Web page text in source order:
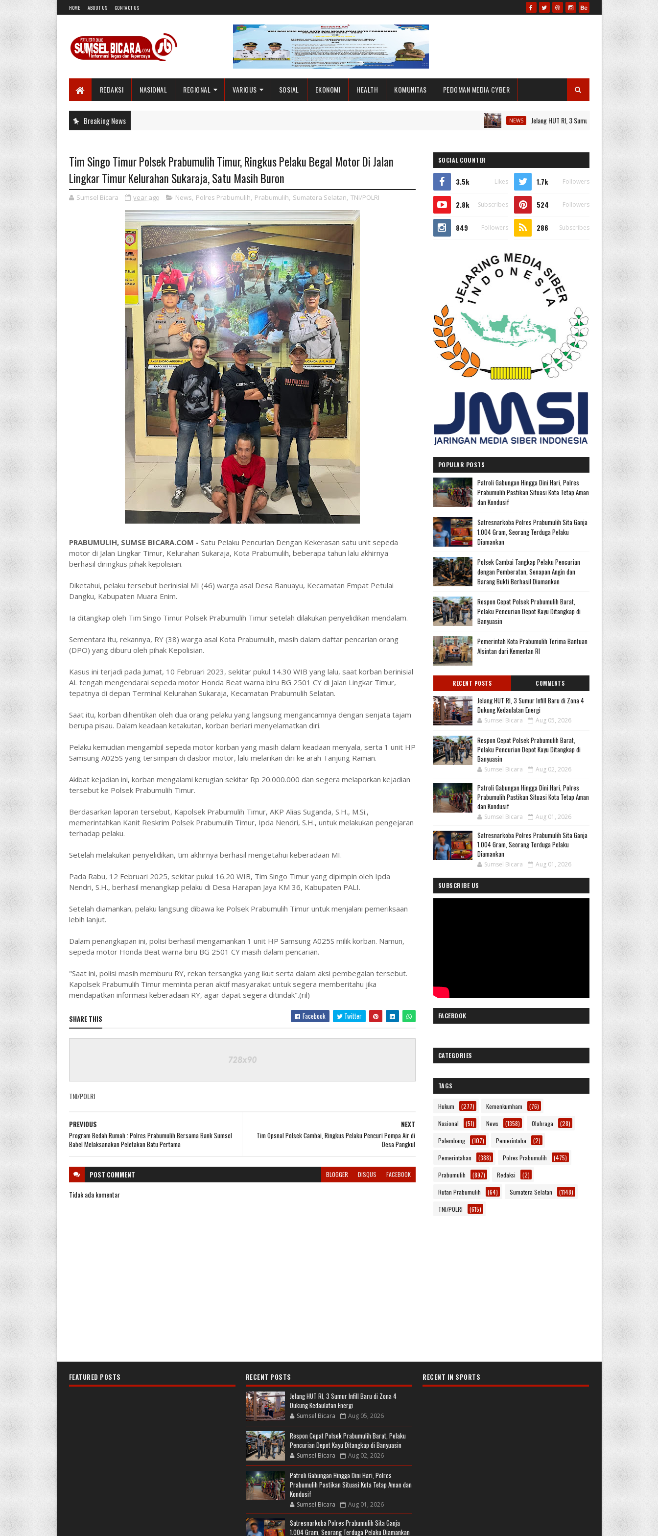
HOME ABOUT US CONTACT US
REDAKSI NASIONAL REGIONAL VARIOUS SOSIAL EKONOMI HEALTH KOMUNITAS PEDOMAN MEDIA CYBER
Breaking News NEWS Jelang HUT RI, 3 Sumur Infill Baru di Zona 4 Dukung
Tim Singo Timur Polsek Prabumulih Timur, Ringkus Pelaku Begal Motor Di Jalan
Lingkar Timur Kelurahan Sukaraja, Satu Masih Buron
Sumsel Bicara year ago News, Polres Prabumulih, Prabumulih, Sumatera Selatan, TNI/POLRI
PRABUMULIH, SUMSE BICARA.COM - Satu Pelaku Pencurian Dengan Kekerasan satu unit sepeda
motor di Jalan Lingkar Timur, Kelurahan Sukaraja, Kota Prabumulih, beberapa tahun lalu akhirnya
berhasil diringkus pihak kepolisian.
Diketahui, pelaku tersebut berinisial MI (46) warga asal Desa Banuayu, Kecamatan Empat Petulai
Dangku, Kabupaten Muara Enim.
Ia ditangkap oleh Tim Singo Timur Polsek Prabumulih Timur setelah dilakukan penyelidikan mendalam.
Sementara itu, rekannya, RY (38) warga asal Kota Prabumulih, masih dalam daftar pencarian orang
(DPO) yang diburu oleh pihak Kepolisian.
Kasus ini terjadi pada Jumat, 10 Februari 2023, sekitar pukul 14.30 WIB yang lalu, saat korban berinisial
AL tengah mengendarai sepeda motor Honda Beat warna biru BG 2501 CY di Jalan Lingkar Timur,
tepatnya di depan Terminal Kelurahan Sukaraja, Kecamatan Prabumulih Selatan.
Saat itu, korban dihentikan oleh dua orang pelaku yang langsung mengancamnya dengan senjata tajam
berupa pisau. Dalam keadaan ketakutan, korban berlari menyelamatkan diri.
Pelaku kemudian mengambil sepeda motor korban yang masih dalam keadaan menyala, serta 1 unit HP
Samsung A025S yang tersimpan di dasbor motor, lalu melarikan diri ke arah Tanjung Raman.
Akibat kejadian ini, korban mengalami kerugian sekitar Rp 20.000.000 dan segera melaporkan kejadian
tersebut ke Polsek Prabumulih Timur.
Berdasarkan laporan tersebut, Kapolsek Prabumulih Timur, AKP Alias Suganda, S.H., M.Si.,
memerintahkan Kanit Reskrim Polsek Prabumulih Timur, Ipda Nendri, S.H., untuk melakukan pengejaran
terhadap pelaku.
Setelah melakukan penyelidikan, tim akhirnya berhasil mengetahui keberadaan MI.
Pada Rabu, 12 Februari 2025, sekitar pukul 16.20 WIB, Tim Singo Timur yang dipimpin oleh Ipda
Nendri, S.H., berhasil menangkap pelaku di Desa Harapan Jaya KM 36, Kabupaten PALI.
Setelah diamankan, pelaku langsung dibawa ke Polsek Prabumulih Timur untuk menjalani pemeriksaan
lebih lanjut.
Dalam penangkapan ini, polisi berhasil mengamankan 1 unit HP Samsung A025S milik korban. Namun,
sepeda motor Honda Beat warna biru BG 2501 CY masih dalam pencarian.
"Saat ini, polisi masih memburu RY, rekan tersangka yang ikut serta dalam aksi pembegalan tersebut.
Kapolsek Prabumulih Timur meminta peran aktif masyarakat untuk segera memberitahu jika
mendapatkan informasi keberadaan RY, agar dapat segera ditindak".(ril)
SHARE THIS Facebook Twitter
TNI/POLRI
NEXT
Tim Opsnal Polsek Cambai, Ringkus Pelaku Pencuri Pompa Air di
Desa Pangkul
PREVIOUS
Program Bedah Rumah : Polres Prabumulih Bersama Bank Sumsel
Babel Melaksanakan Peletakan Batu Pertama
POST COMMENT BLOGGER DISQUS FACEBOOK
Tidak ada komentar
SOCIAL COUNTER
3.5k Likes 1.7k Followers
2.8k Subscribes 524 Followers
849 Followers 286 Subscribes
POPULAR POSTS
Patroli Gabungan Hingga Dini Hari, Polres
Prabumulih Pastikan Situasi Kota Tetap Aman
dan Kondusif
Satresnarkoba Polres Prabumulih Sita Ganja
1.004 Gram, Seorang Terduga Pelaku
Diamankan
Polsek Cambai Tangkap Pelaku Pencurian
dengan Pemberatan, Senapan Angin dan
Barang Bukti Berhasil Diamankan
Respon Cepat Polsek Prabumulih Barat,
Pelaku Pencurian Depot Kayu Ditangkap di
Banyuasin
Pemerintah Kota Prabumulih Terima Bantuan
Alsintan dari Kementan RI
RECENT POSTS COMMENTS
Jelang HUT RI, 3 Sumur Infill Baru di Zona 4
Dukung Kedaulatan Energi
Sumsel Bicara Aug 05, 2026
Respon Cepat Polsek Prabumulih Barat,
Pelaku Pencurian Depot Kayu Ditangkap di
Banyuasin
Sumsel Bicara Aug 02, 2026
Patroli Gabungan Hingga Dini Hari, Polres
Prabumulih Pastikan Situasi Kota Tetap Aman
dan Kondusif
Sumsel Bicara Aug 01, 2026
Satresnarkoba Polres Prabumulih Sita Ganja
1.004 Gram, Seorang Terduga Pelaku
Diamankan
Sumsel Bicara Aug 01, 2026
SUBSCRIBE US
FACEBOOK
CATEGORIES
TAGS
Hukum (277) Kemenkumham (76)
Nasional (51) News (1358) Olahraga (28)
Palembang (107) Pemerintaha (2)
Pemerintahan (388) Polres Prabumulih (475)
Prabumulih (897) Redaksi (2)
Rutan Prabumulih (64) Sumatera Selatan (1148)
TNI/POLRI (615)
FEATURED POSTS
RECENT POSTS
Jelang HUT RI, 3 Sumur Infill Baru di Zona 4
Dukung Kedaulatan Energi
Sumsel Bicara Aug 05, 2026
Respon Cepat Polsek Prabumulih Barat, Pelaku
Pencurian Depot Kayu Ditangkap di Banyuasin
Sumsel Bicara Aug 02, 2026
Patroli Gabungan Hingga Dini Hari, Polres
Prabumulih Pastikan Situasi Kota Tetap Aman dan
Kondusif
Sumsel Bicara Aug 01, 2026
Satresnarkoba Polres Prabumulih Sita Ganja
1.004 Gram, Seorang Terduga Pelaku Diamankan
RECENT IN SPORTS